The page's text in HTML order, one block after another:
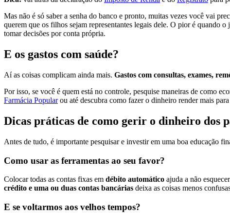
Mas não é só saber a senha do banco e pronto, muitas vezes você vai
querem que os filhos sejam representantes legais dele. O pior é quando
tomar decisões por conta própria.
E os gastos com saúde?
Aí as coisas complicam ainda mais. Gastos com consultas, exames,
Por isso, se você é quem está no controle, pesquise maneiras de como
Farmácia Popularou até descubra como fazer o dinheiro render mais
Dicas práticas de como gerir o dinheiro dos
Antes de tudo, é importante pesquisar e investir em uma boa educação
Como usar as ferramentas ao seu favor?
Colocar todas as contas fixas em débito automático ajuda a não
crédito e uma ou duas contas bancárias deixa as coisas menos
E se voltarmos aos velhos tempos?